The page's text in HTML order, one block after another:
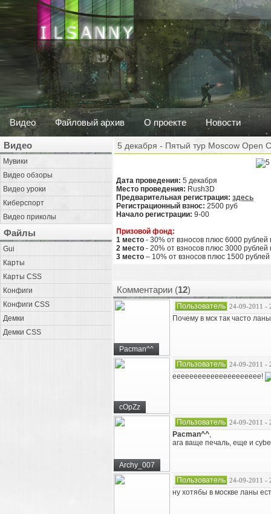
Видео Файловый архив О проекте Новости
Видео
Мувики
Видео обзоры
Видео уроки
Киберспорт
Видео приколы
Файлы
Gui
Карты
Карты CSS
Конфиги
Конфиги CSS
Демки
Демки CSS
5 декабря - Пятый тур Moscow Open
Дата проведения: 5 декабря
Место проведения: Rush3D
Предварительная регистрация: здесь
Регистрационный взнос: 2500 руб
Начало регистрации: 9-00
Призовой фонд:
1 место - 30% от взносов плюс 6000 рублей
2 место - 20% от взносов плюс 3000 рублей
3 место – 10% от взносов плюс 1500
Комментарии (12)
Pacman^^
Пользователь 24-09-2011 -
Почему в мск так часто
cOpZz
Пользователь 24-09-2011 -
еееееееееееееееееееее!
Archy_007
Пользователь 24-09-2011 -
Pacman^^,
ага ваще печаль, еще и
Пользователь 24-09-2011 -
ну хотябы в москве ланы